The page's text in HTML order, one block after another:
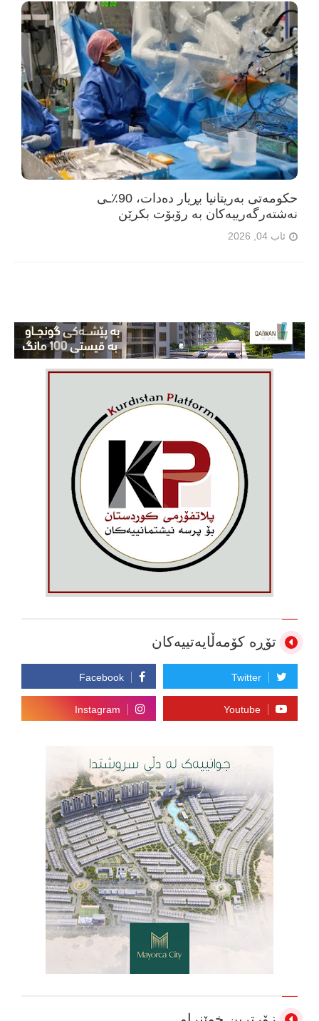
حکومەتی بەریتانیا بڕیار دەدات، 90٪ـی
نەشتەرگەرییەکان بە رۆبۆت بکرێن
ئاب 04, 2026
تۆڕە کۆمەڵایەتییەکان